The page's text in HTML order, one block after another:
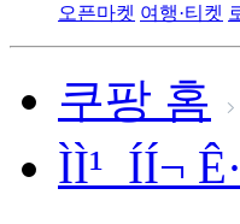
오픈마켓 여행·티켓
쿠팡 홈
ÌÌ¹ ÍÍ¬